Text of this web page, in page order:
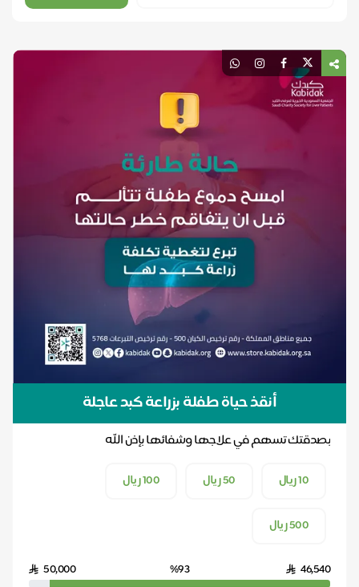
أنقذ حياة طفلة بزراعة كبد عاجلة
بصدقتك تسهم في علاجها وشفائها بإذن الله
10 ريال
50 ريال 100 ريال
500 ريال
46,540
%93
50,000